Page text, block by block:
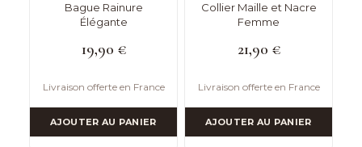
Bague Rainure
Élégante
19,90 €
Livraison offerte en France
AJOUTER AU PANIER
Collier Maille et Nacre
Femme
21,90 €
Livraison offerte en France
AJOUTER AU PANIER